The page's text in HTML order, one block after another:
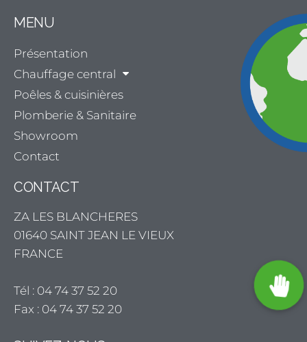
MENU
Présentation
Chauffage central
Poêles & cuisinières
Plomberie & Sanitaire
Showroom
Contact
CONTACT
ZA LES BLANCHERES
01640 SAINT JEAN LE VIEUX
FRANCE
Tél : 04 74 37 52 20
Fax : 04 74 37 52 20